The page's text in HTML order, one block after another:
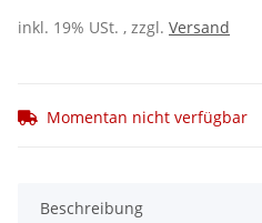
inkl. 19% USt. , zzgl. Versand
Momentan nicht verfügbar
Beschreibung